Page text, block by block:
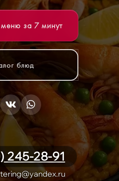
за 7 минут
блюд
245-28-91